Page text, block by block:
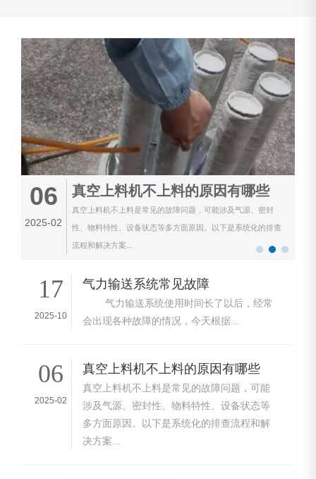
21 全自动小袋拆包机
17
2025-10
气力输送系统常见故障
气力输送系统使用时间长了以后，经常
会出现各种故障的情况，今天根据...
06
2025-02
真空上料机不上料的原因有哪些
真空上料机不上料是常见的故障问题，可能
涉及气源、密封性、物料特性、设备状态等
多方面原因。以下是系统化的排查流程和解
决方案...